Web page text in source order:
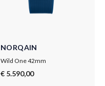
NORQAIN
Wild One 42mm
€ 5.590,00